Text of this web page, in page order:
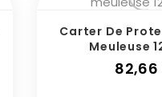
Carter De
Meuleuse